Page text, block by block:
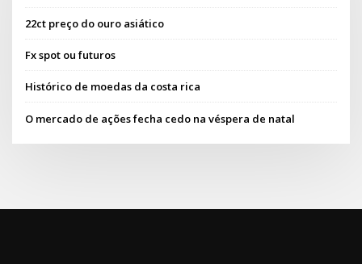
22ct preço do ouro asiático
Fx spot ou futuros
Histórico de moedas da costa rica
O mercado de ações fecha cedo na véspera de natal